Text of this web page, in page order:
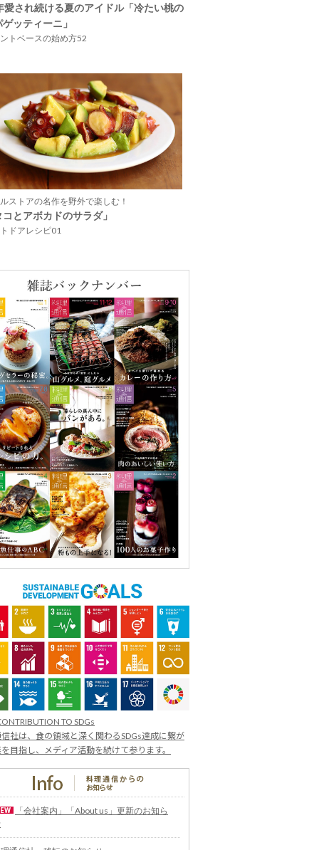
愛され続ける夏のアイドル「冷たい桃の
ッティーニ」
トベースの始め方52
ストアの名作を野外で楽しむ！
とアボカドのサラダ」
ドアレシピ01
TO SDGs
社は、食の領域と深く関わるSDGs達成に繋が
目指し、メディア活動を続けて参ります。
「会社案内」「About us」更新のお知ら